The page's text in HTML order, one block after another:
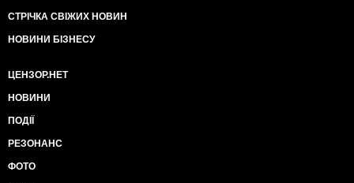
СТРІЧКА СВІЖИХ НОВИН
НОВИНИ БІЗНЕСУ
ЦЕНЗОР.НЕТ
НОВИНИ
ПОДІЇ
РЕЗОНАНС
ФОТО